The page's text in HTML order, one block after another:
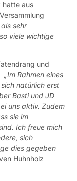
hatte aus
sehr
viele wichtige
und
„Im Rahmen eines
sich natürlich erst
Basti und JD
uns aktiv. Zudem
sie im
Ich freue mich
sich
dies gegeben
Huhnholz